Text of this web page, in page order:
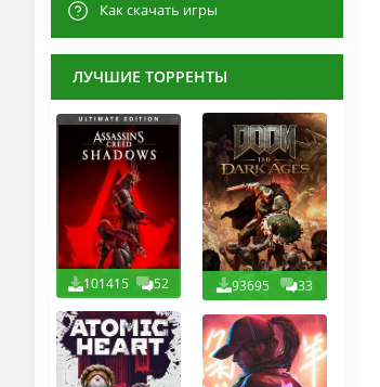
Как скачать игры
ЛУЧШИЕ ТОРРЕНТЫ
101415 52 93695 33